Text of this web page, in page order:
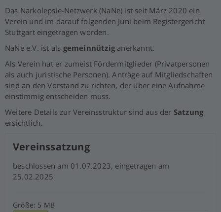
Das Narkolepsie-Netzwerk (NaNe) ist seit März 2020 ein
Verein und im darauf folgenden Juni beim Registergericht
Stuttgart eingetragen worden.
NaNe e.V. ist als gemeinnützig anerkannt.
Als Verein hat er zumeist Fördermitglieder (Privatpersonen
als auch juristische Personen). Anträge auf Mitgliedschaften
sind an den Vorstand zu richten, der über eine Aufnahme
einstimmig entscheiden muss.
Weitere Details zur Vereinsstruktur sind aus der Satzung
ersichtlich.
Vereinssatzung
beschlossen am 01.07.2023, eingetragen am
25.02.2025
Größe: 5 MB